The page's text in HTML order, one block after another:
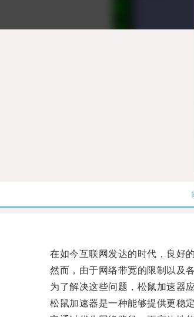
在如今互联网发达的时代，良好的
然而，由于网络带宽的限制以及各
为了解决这些问题，松鼠加速器应
松鼠加速器是一种能够提供更稳定